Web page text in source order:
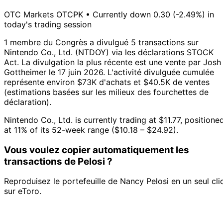
OTC Markets OTCPK • Currently down 0.30 (-2.49%) in
today's trading session
1 membre du Congrès a divulgué 5 transactions sur
Nintendo Co., Ltd. (NTDOY) via les déclarations STOCK
Act. La divulgation la plus récente est une vente par Josh
Gottheimer le 17 juin 2026. L'activité divulguée cumulée
représente environ $73K d'achats et $40.5K de ventes
(estimations basées sur les milieux des fourchettes de
déclaration).
Nintendo Co., Ltd. is currently trading at $11.77,
at 11% of its 52-week range ($10.18 – $24.92).
Vous voulez copier automatiquement les
transactions de Pelosi ?
Reproduisez le portefeuille de Nancy Pelosi en un seul
sur eToro.